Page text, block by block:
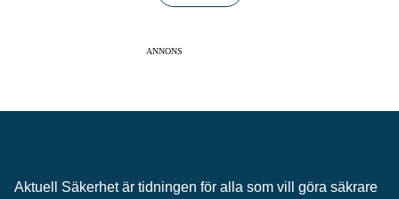
ANNONS
Aktuell Säkerhet är tidningen för alla som vill göra säkrare